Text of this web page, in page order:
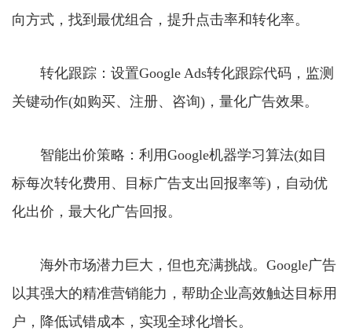
向方式，找到最优组合，提升点击率和转化率。
转化跟踪：设置Google Ads转化跟踪代码，监测
关键动作(如购买、注册、咨询)，量化广告效果。
智能出价策略：利用Google机器学习算法(如目
标每次转化费用、目标广告支出回报率等)，自动优
化出价，最大化广告回报。
海外市场潜力巨大，但也充满挑战。Google广告
以其强大的精准营销能力，帮助企业高效触达目标用
户，降低试错成本，实现全球化增长。